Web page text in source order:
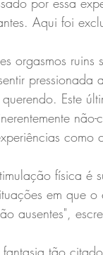
Aqui foi
orgasmos
Este
não-
como
física é
em que
ausentes",
tão